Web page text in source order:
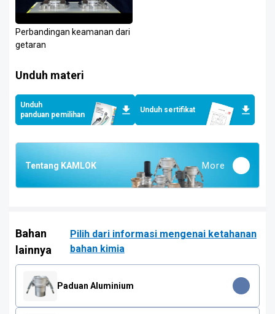
Perbandingan keamanan dari
getaran
Unduh materi
Unduh
panduan pemilihan
Unduh sertifikat
Tentang KAMLOK More
Bahan
lainnya
Pilih dari informasi mengenai ketahanan
bahan kimia
Paduan Aluminium